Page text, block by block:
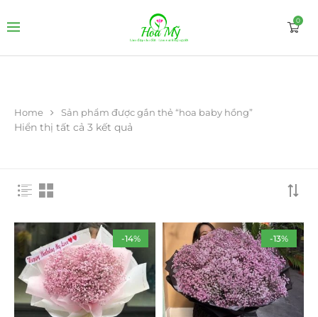
0
Home Sản phẩm được gắn thẻ “hoa baby hồng”
Hiển thị tất cả 3 kết quả
-14% -13%